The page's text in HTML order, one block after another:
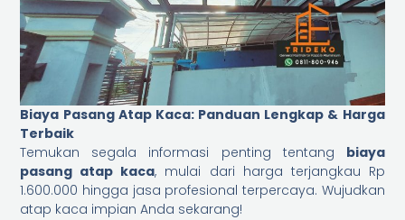
Biaya Pasang Atap Kaca: Panduan Lengkap & Harga
Terbaik
Temukan segala informasi penting tentang biaya
pasang atap kaca, mulai dari harga terjangkau Rp
1.600.000 hingga jasa profesional terpercaya. Wujudkan
atap kaca impian Anda sekarang!